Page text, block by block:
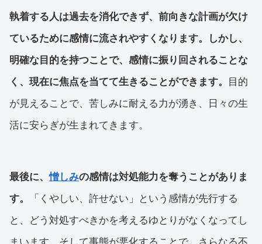
執着する人は過去を消化できず、前向きな計画が欠け
ているために感情に流されやすくなります。しかし、
明確な目的を持つことで、感情に振り回されることな
く、現在に焦点を当てて生きることができます。
目的
が見えることで、苦しみに耐える力が湧き、日々の生
活に安らぎが生まれてきます。
最後に、憎しみの感情は対処能力を奪うことがありま
す。
「くやしい、許せない」という感情が先行する
と、どう対処すべきかを考えるゆとりがなくなってし